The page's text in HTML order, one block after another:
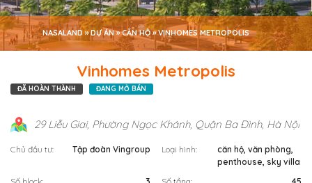
NASALAND »DỰ ÁN»CĂN HỘ»VINHOMES METROPOLIS
Vinhomes Metropolis
ĐÃ HOÀN THÀNH ĐANG MỞ BÁN
29 Liễu Giai, Phường Ngọc Khánh, Quận Ba Đình, Hà Nội
Chủ đầu tư: Tập đoàn Vingroup Loại hình:
căn hộ, văn phòng,
penthouse, sky villa